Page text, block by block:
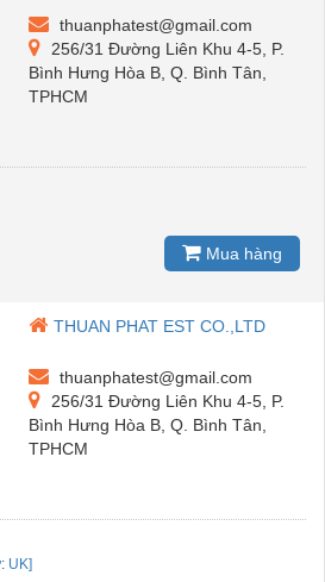
thuanphatest@gmail.com
256/31 Đường Liên Khu 4-5, P.
Bình Hưng Hòa B, Q. Bình Tân,
TPHCM
Mua hàng
THUAN PHAT EST CO.,LTD
thuanphatest@gmail.com
256/31 Đường Liên Khu 4-5, P.
Bình Hưng Hòa B, Q. Bình Tân,
TPHCM
: UK]